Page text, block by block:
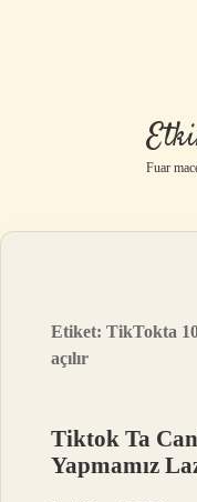
Fuar
Etiket:TikTokta
açılır
Tiktok Ta
Yapmamız